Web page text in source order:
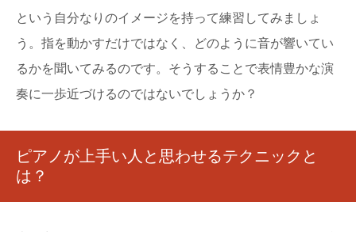
という自分なりのイメージを持って練習してみましょ
う。指を動かすだけではなく、どのように音が響いてい
るかを聞いてみるのです。そうすることで表情豊かな演
奏に一歩近づけるのではないでしょうか？
ピアノが上手い人と思わせるテクニックと
は？